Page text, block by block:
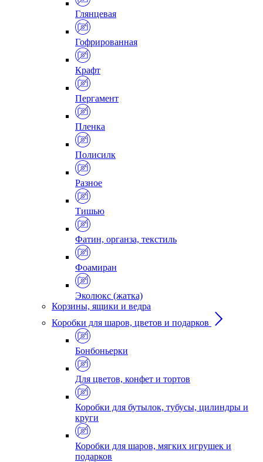
Глянцевая
Гофрированная
Крафт
Пергамент
Пленка
Полисилк
Разное
Тишью
Фатин, органза, текстиль
Фоамиран
Эколюкс (жатка)
Корзины, ящики и ведра
Коробки для шаров, цветов и подарков
Бонбоньерки
Для цветов, конфет и тортов
Коробки для бутылок, тубусы, цилиндры и
круги
Коробки для шаров, мягких игрушек и
подарков